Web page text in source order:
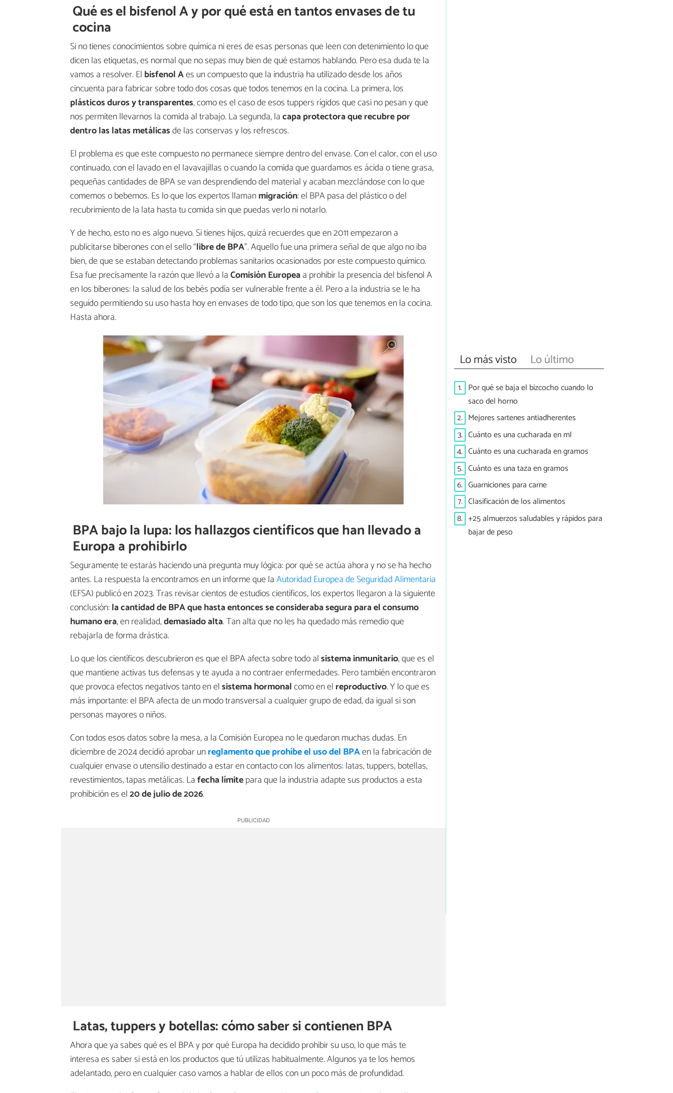
Qué es el bisfenol A y por qué está en tantos envases de tu
cocina
Si no tienes conocimientos sobre química ni eres de esas personas que leen con detenimiento lo que
dicen las etiquetas, es normal que no sepas muy bien de qué estamos hablando. Pero esa duda te la
vamos a resolver. El bisfenol Aes un compuesto que la industria ha utilizado desde los años
cincuenta para fabricar sobre todo dos cosas que todos tenemos en la cocina. La primera, los
plásticos duros y transparentes, como es el caso de esos tuppers rígidos que casi no pesan y que
nos permiten llevarnos la comida al trabajo. La segunda, lacapa protectora que recubre por
dentro las latas metálicasde las conservas y los refrescos.
El problema es que este compuesto no permanece siempre dentro del envase. Con el calor, con el uso
continuado, con el lavado en el lavavajillas o cuando la comida que guardamos es ácida o tiene grasa,
pequeñas cantidades de BPA se van desprendiendo del material y acaban mezclándose con lo que
comemos o bebemos. Es lo que los expertos llamanmigración: el BPA pasa del plástico o del
recubrimiento de la lata hasta tu comida sin que puedas verlo ni notarlo.
Y de hecho, esto no es algo nuevo. Si tienes hijos, quizá recuerdes que en 2011 empezaron a
publicitarse biberones con el sello “libre de BPA”. Aquello fue una primera señal de que algo no iba
bien, de que se estaban detectando problemas sanitarios ocasionados por este compuesto químico.
Esa fue precisamente la razón que llevó a laComisión Europeaa prohibir la presencia del bisfenol A
en los biberones: la salud de los bebés podía ser vulnerable frente a él. Pero a la industria se le ha
seguido permitiendo su uso hasta hoy en envases de todo tipo, que son los que tenemos en la cocina.
Hasta ahora.
BPA bajo la lupa: los hallazgos científicos que han llevado a
Europa a prohibirlo
Seguramente te estarás haciendo una pregunta muy lógica: por qué se actúa ahora y no se ha hecho
antes. La respuesta la encontramos en un informe que laAutoridad Europea de Seguridad Alimentaria
(EFSA) publicó en 2023. Tras revisar cientos de estudios científicos, los expertos llegaron a la siguiente
conclusión:la cantidad de BPA que hasta entonces se consideraba segura para el consumo
humano era, en realidad,demasiado alta. Tan alta que no les ha quedado más remedio que
rebajarla de forma drástica.
Lo que los científicos descubrieron es que el BPA afecta sobre todo alsistema inmunitario, que es el
que mantiene activas tus defensas y te ayuda a no contraer enfermedades. Pero también encontraron
que provoca efectos negativos tanto en elsistema hormonalcomo en el reproductivo. Y lo que es
más importante: el BPA afecta de un modo transversal a cualquier grupo de edad, da igual si son
personas mayores o niños.
Con todos esos datos sobre la mesa, a la Comisión Europea no le quedaron muchas dudas. En
diciembre de 2024 decidió aprobar unreglamento que prohíbe el uso del BPAen la fabricación de
cualquier envase o utensilio destinado a estar en contacto con los alimentos: latas, tuppers, botellas,
revestimientos, tapas metálicas. Lafecha límitepara que la industria adapte sus productos a esta
prohibición es el20 de julio de 2026.
Latas, tuppers y botellas: cómo saber si contienen BPA
Ahora que ya sabes qué es el BPA y por qué Europa ha decidido prohibir su uso, lo que más te
interesa es saber si está en los productos que tú utilizas habitualmente. Algunos ya te los hemos
adelantado, pero en cualquier caso vamos a hablar de ellos con un poco más de profundidad.
Lo más visto Lo último
1. Por qué se baja el bizcocho cuando lo
saco del horno
2. Mejores sartenes antiadherentes
3. Cuánto es una cucharada en ml
4. Cuánto es una cucharada en gramos
5. Cuánto es una taza en gramos
6. Guarniciones para carne
7. Clasificación de los alimentos
8. +25 almuerzos saludables y rápidos para
bajar de peso